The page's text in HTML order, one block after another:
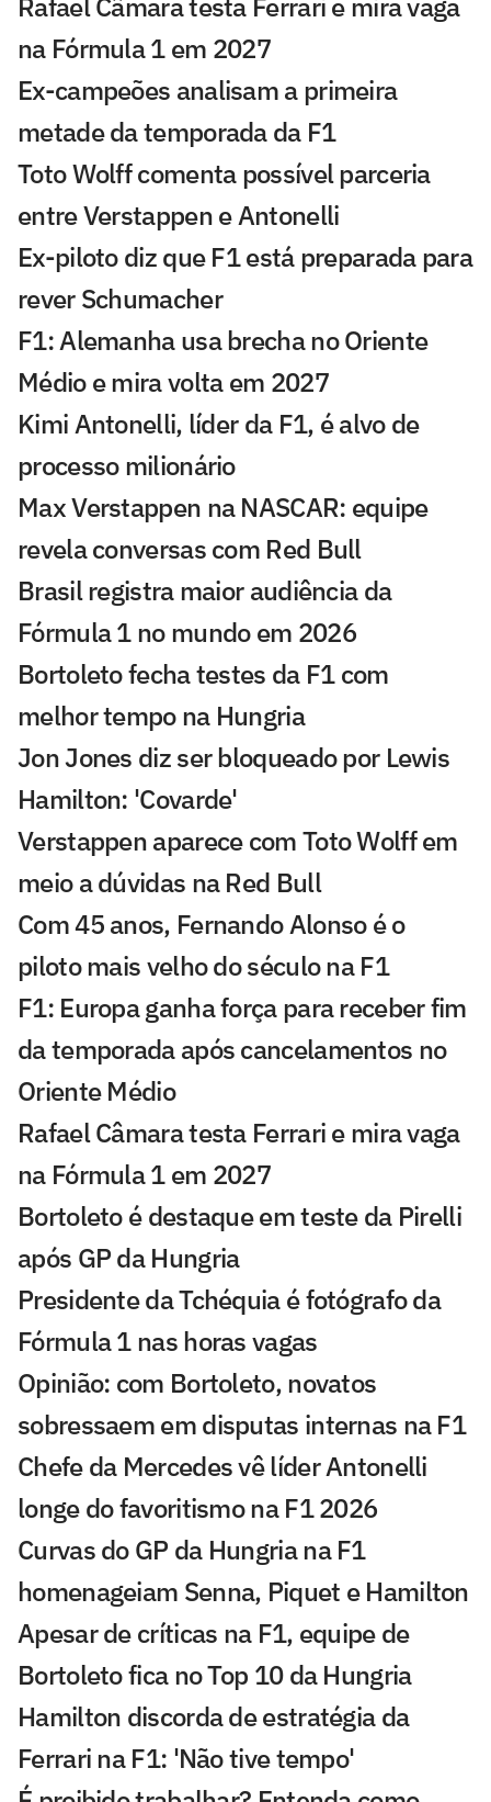
na Fórmula 1 em 2027
Ex-campeões analisam a primeira
metade da temporada da F1
Toto Wolff comenta possível parceria
entre Verstappen e Antonelli
Ex-piloto diz que F1 está preparada para
rever Schumacher
F1: Alemanha usa brecha no Oriente
Médio e mira volta em 2027
Kimi Antonelli, líder da F1, é alvo de
processo milionário
Max Verstappen na NASCAR: equipe
revela conversas com Red Bull
Brasil registra maior audiência da
Fórmula 1 no mundo em 2026
Bortoleto fecha testes da F1 com
melhor tempo na Hungria
Jon Jones diz ser bloqueado por Lewis
Hamilton: 'Covarde'
Verstappen aparece com Toto Wolff em
meio a dúvidas na Red Bull
Com 45 anos, Fernando Alonso é o
piloto mais velho do século na F1
F1: Europa ganha força para receber fim
da temporada após cancelamentos no
Oriente Médio
Rafael Câmara testa Ferrari e mira vaga
na Fórmula 1 em 2027
Bortoleto é destaque em teste da Pirelli
após GP da Hungria
Presidente da Tchéquia é fotógrafo da
Fórmula 1 nas horas vagas
Opinião: com Bortoleto, novatos
sobressaem em disputas internas na F1
Chefe da Mercedes vê líder Antonelli
longe do favoritismo na F1 2026
Curvas do GP da Hungria na F1
homenageiam Senna, Piquet e Hamilton
Apesar de críticas na F1, equipe de
Bortoleto fica no Top 10 da Hungria
Hamilton discorda de estratégia da
Ferrari na F1: 'Não tive tempo'